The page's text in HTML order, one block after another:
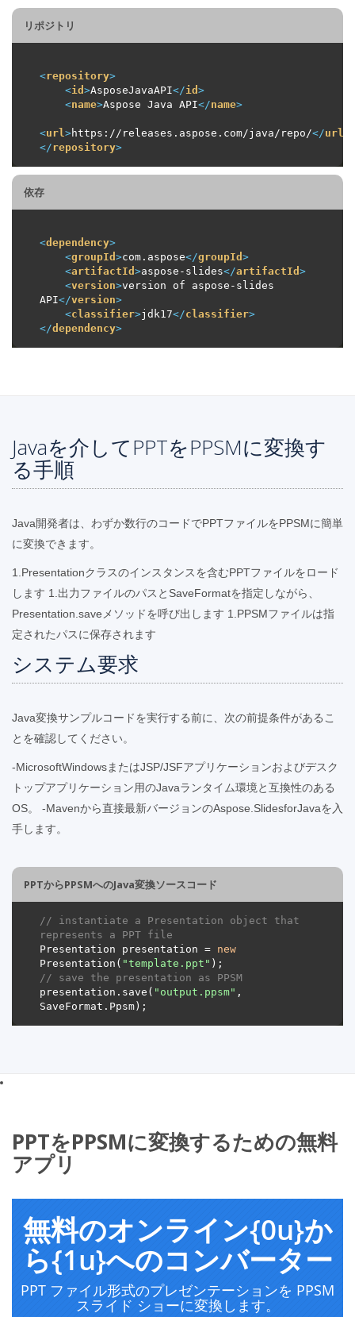
リポジトリ
<repository>
<id >AsposeJavaAPI</id >
<name>Aspose Java API</name>
<url >https://releases.aspose.com/java/repo/</url
</repository>
依存
<dependency>
<groupId >com.aspose</groupId >
<artifactId >aspose-slides</artifactId >
<version>version of aspose-slides
API</version>
<classifier>jdk17</classifier>
</dependency>
Javaを介してPPTをPPSMに変換す
る手順
Java開発者は、わずか数行のコードでPPTファイルをPPSMに簡単
に変換できます。
1.Presentationクラスのインスタンスを含むPPTファイルをロード
します 1.出力ファイルのパスとSaveFormatを指定しながら、
Presentation.saveメソッドを呼び出します 1.PPSMファイルは指
定されたパスに保存されます
システム要求
Java変換サンプルコードを実行する前に、次の前提条件があるこ
とを確認してください。
-MicrosoftWindowsまたはJSP/JSFアプリケーションおよびデスク
トップアプリケーション用のJavaランタイム環境と互換性のある
OS。 -Mavenから直接最新バージョンのAspose.SlidesforJavaを入
手します。
PPTからPPSMへのJava変換ソースコード
// instantiate a Presentation object that
represents a PPT file
Presentation presentation = new
Presentation( "template.ppt"
// save the presentation as PPSM
presentation.save( "output.ppsm" ,
PPTをPPSMに変換するための無料
アプリ